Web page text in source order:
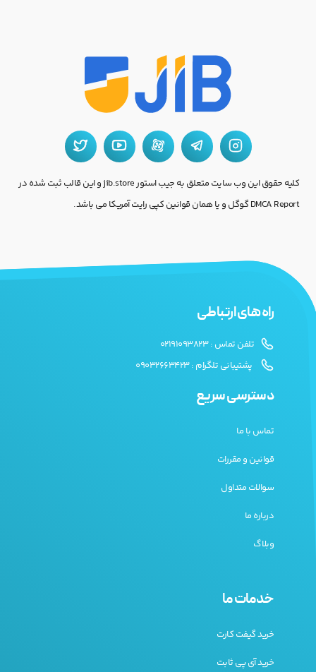
کلیه حقوق این وب سایت متعلق به جیب استور jib.store و این قالب ثبت شده در
DMCA Report گوگل و یا همان قوانین کپی رایت آمریکا می باشد.
راه های ارتباطی
تلفن تماس : 02191093823
پشتیبانی تلگرام : 09032663423
دسترسی سریع
تماس با ما
قوانین و مقررات
سوالات متداول
درباره ما
وبلاگ
خدمات ما
خرید گیفت کارت
خرید آی پی ثابت